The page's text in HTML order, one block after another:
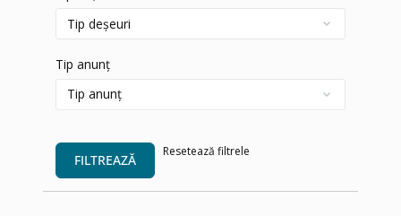
Tip anunț
FILTREAZĂ
Resetează filtrele